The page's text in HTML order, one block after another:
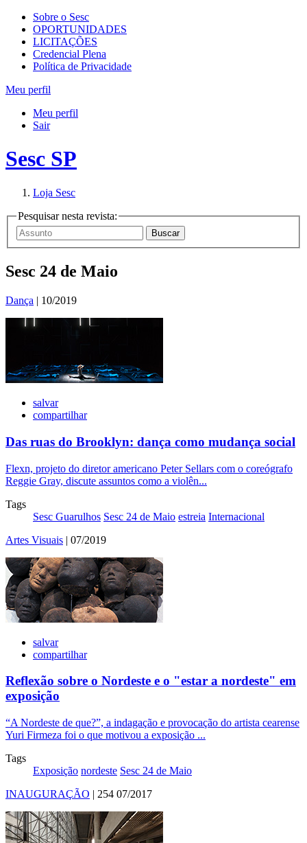
Sobre o Sesc
OPORTUNIDADES
LICITAÇÕES
Credencial Plena
Política de Privacidade
Meu perfil
Meu perfil
Sair
Sesc SP
Loja Sesc
Pesquisar nesta revista:
Sesc 24 de Maio
Dança | 10/2019
salvar
compartilhar
Das ruas do Brooklyn: dança como mudança social
Flexn, projeto do diretor americano Peter Sellars com o coreógrafo
Reggie Gray, discute assuntos como a violên...
Tags
Sesc Guarulhos Sesc 24 de Maio estreia Internacional
Artes Visuais | 07/2019
salvar
compartilhar
Reflexão sobre o Nordeste e o "estar a nordeste" em
exposição
“A Nordeste de que?”, a indagação e provocação do artista cearense
Yuri Firmeza foi o que motivou a exposição ...
Tags
Exposição nordeste Sesc 24 de Maio
INAUGURAÇÃO | 254 07/2017